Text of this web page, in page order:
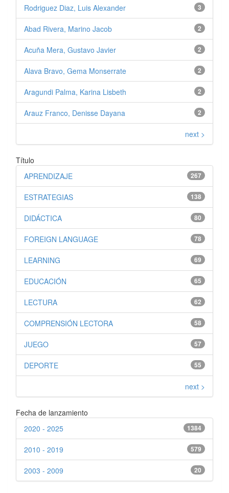
3
Rodriguez Diaz, Luis Alexander
2
Abad Rivera, Marino Jacob
2
Acuña Mera, Gustavo Javier
2
Alava Bravo, Gema Monserrate
2
Aragundi Palma, Karina Lisbeth
2
Arauz Franco, Denisse Dayana
next >
Título
267
APRENDIZAJE
138
ESTRATEGIAS
80
DIDÁCTICA
78
FOREIGN LANGUAGE
69
LEARNING
65
EDUCACIÓN
62
LECTURA
58
COMPRENSIÓN LECTORA
57
JUEGO
55
DEPORTE
next >
Fecha de lanzamiento
1384
2020 - 2025
579
2010 - 2019
20
2003 - 2009